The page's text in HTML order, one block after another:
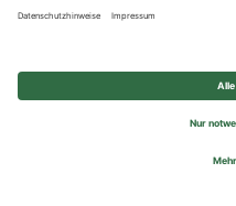
© 2026 REWE